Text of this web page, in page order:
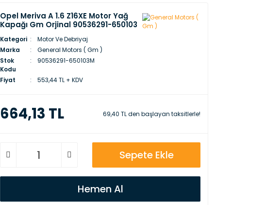
Opel Meriva A 1.6 Z16XE Motor Yağ
Kapağı Gm Orjinal 90536291-650103
Kategori
Motor Ve Debriyaj
Marka
General Motors ( Gm )
Stok
Kodu
90536291-650103M
Fiyat 553,44 TL + KDV
664,13 TL 69,40 TL den başlayan taksitlerle!
Sepete Ekle
Hemen Al